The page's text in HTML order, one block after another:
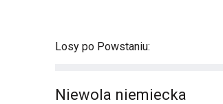
Losy po Powstaniu:
Niewola niemiecka